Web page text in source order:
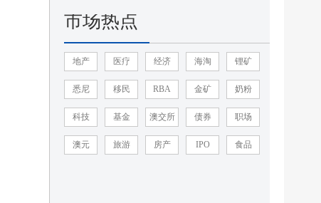
市场热点
地产 医疗 经济 海淘 锂矿
悉尼 移民 RBA 金矿 奶粉
科技 基金 澳交所 债券 职场
澳元 旅游 房产 IPO 食品